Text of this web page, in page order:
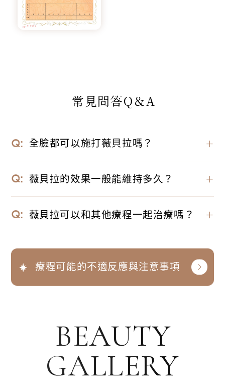
常見問答Q＆A
全臉都可以施打薇貝拉嗎？ ＋
薇貝拉有分為大分子的黑童針與小分子的白童針兩
針對皮膚較敏感的鼻唇溝，也都能有不錯的皮內及
薇貝拉的效果一般能維持多久？ ＋
薇貝拉屬於漸進式的膠原再生劑型，但因為有HA
薇貝拉可以和其他療程一起治療嗎？ ＋
肌膚分層，建議由專業醫師評估，幫你安排最適合
的療程與施作順序喔！建議先施作電波，再注射薇
貝拉，才不會影響後續刺激膠原增生的效果。
療程可能的不適反應與注意事項
BEAUTY
GALLERY